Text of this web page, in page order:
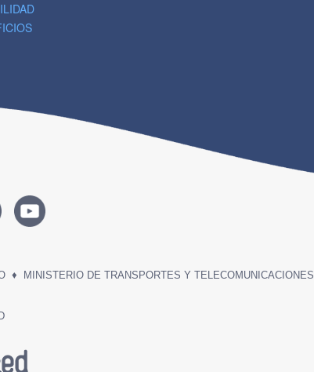
♦ MINISTERIO DE TRANSPORTES Y TELECOMUNICACIONES